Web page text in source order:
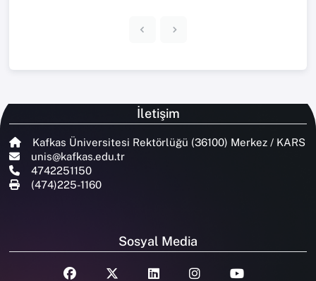
İletişim
Kafkas Üniversitesi Rektörlüğü (36100) Merkez / KARS
unis@kafkas.edu.tr
4742251150
(474)225-1160
Sosyal Media